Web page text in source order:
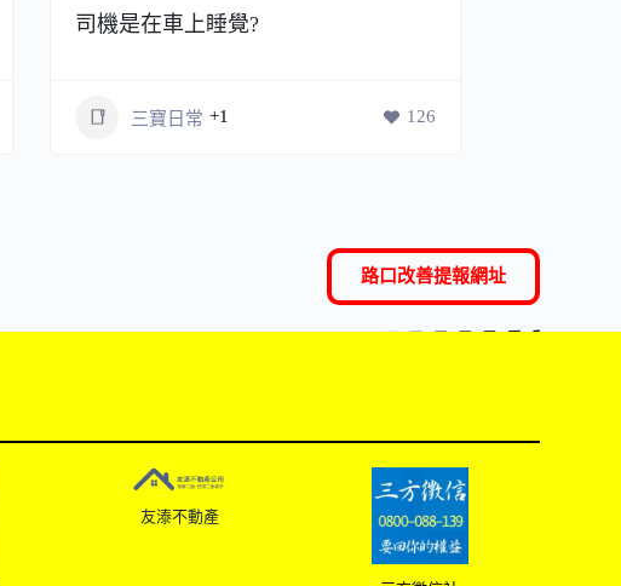
司機是在車上睡覺?
三寶日常 +1 126
路口改善提報網址
友溙不動產